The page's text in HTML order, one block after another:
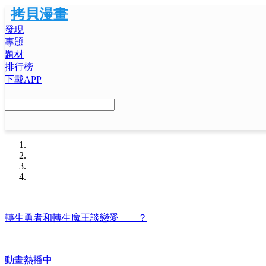
拷貝漫畫
發現
專題
題材
排行榜
下載APP
轉生勇者和轉生魔王談戀愛——？
動畫熱播中